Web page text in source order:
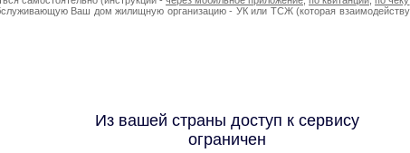
Ваш дом жилищную организацию - УК или ТСЖ (которая
Из вашей страны доступ к сервису
ограничен